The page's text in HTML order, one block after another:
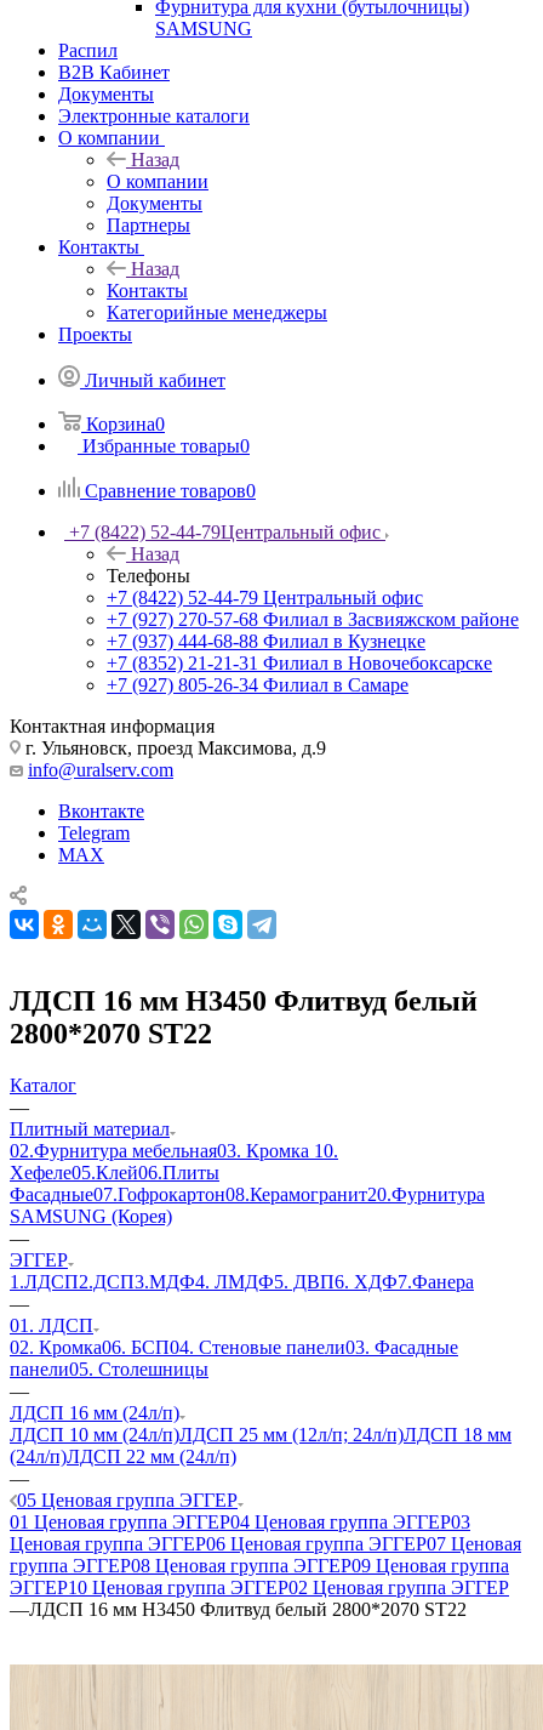
Фурнитура для кухни (бутылочницы)
SAMSUNG
Распил
B2B Кабинет
Документы
Электронные каталоги
О компании
Назад
О компании
Документы
Партнеры
Контакты
Назад
Контакты
Категорийные менеджеры
Проекты
Личный кабинет
Корзина0
Избранные товары0
Сравнение товаров0
+7 (8422) 52-44-79Центральный офис
Назад
Телефоны
+7 (8422) 52-44-79 Центральный офис
+7 (927) 270-57-68 Филиал в Засвияжском районе
+7 (937) 444-68-88 Филиал в Кузнецке
+7 (8352) 21-21-31 Филиал в Новочебоксарске
+7 (927) 805-26-34 Филиал в Самаре
Контактная информация
г. Ульяновск, проезд Максимова, д.9
info@uralserv.com
Вконтакте
Telegram
MAX
ЛДСП 16 мм H3450 Флитвуд белый
2800*2070 ST22
Каталог
—
Плитный материал
02.Фурнитура мебельная03. Кромка 10.
Хефеле05.Клей06.Плиты
Фасадные07.Гофрокартон08.Керамогранит20.Фурнитура
SAMSUNG (Корея)
—
ЭГГЕР
1.ЛДСП2.ДСП3.МДФ4. ЛМДФ5. ДВП6. ХДФ7.Фанера
—
01. ЛДСП
02. Кромка06. БСП04. Стеновые панели03. Фасадные
панели05. Столешницы
—
ЛДСП 16 мм (24л/п)
ЛДСП 10 мм (24л/п)ЛДСП 25 мм (12л/п; 24л/п)ЛДСП 18 мм
(24л/п)ЛДСП 22 мм (24л/п)
—
05 Ценовая группа ЭГГЕР
01 Ценовая группа ЭГГЕР04 Ценовая группа ЭГГЕР03
Ценовая группа ЭГГЕР06 Ценовая группа ЭГГЕР07 Ценовая
группа ЭГГЕР08 Ценовая группа ЭГГЕР09 Ценовая группа
ЭГГЕР10 Ценовая группа ЭГГЕР02 Ценовая группа ЭГГЕР
—ЛДСП 16 мм H3450 Флитвуд белый 2800*2070 ST22